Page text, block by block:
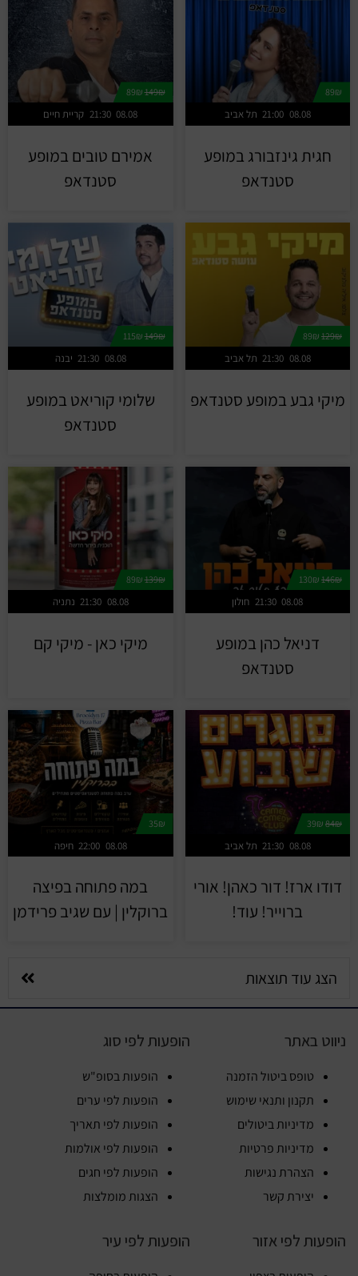
89₪
תל אביב 21:00 08.08
חגית גינזבורג במופע
סטנדאפ
149₪
89₪
קריית חיים 21:30 08.08
אמירם טובים במופע
סטנדאפ
129₪
תל אביב 21:30 08.08
מיקי גבע במופע סטנדאפ
149₪
115₪
יבנה 21:30 08.08
שלומי קוריאט במופע
סטנדאפ
146₪
חולון 21:30 08.08
דניאל כהן במופע
סטנדאפ
139₪
89₪
נתניה 21:30 08.08
מיקי כאן - מיקי קם
84₪
תל אביב 21:30 08.08
דודו ארז! דור כאהן! אורי
ברוייר! עוד!
35₪
חיפה 22:00 08.08
במה פתוחה בפיצה
ברוקלין | עם שגיב פרידמן
הצג עוד תוצאות
ניווט באתר
טופס ביטול הזמנה
תקנון ותנאי שימוש
מדיניות ביטולים
מדיניות פרטיות
הצהרת נגישות
יצירת קשר
הופעות לפי סוג
הופעות בסופ"ש
הופעות לפי ערים
הופעות לפי תאריך
הופעות לפי אולמות
הופעות לפי חגים
הצגות מומלצות
הופעות לפי אזור הופעות לפי עיר